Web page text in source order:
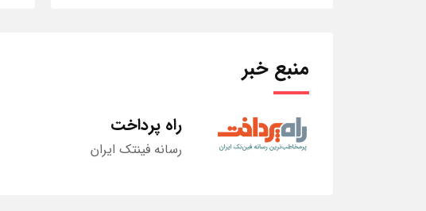
منبع خبر
راه پرداخت
رسانه فینتک ایران